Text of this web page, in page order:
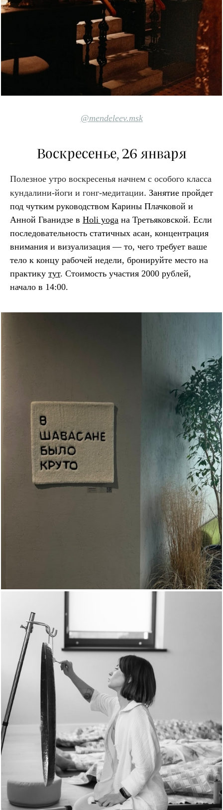
@mendeleev.msk
Воскресенье, 26 января
Полезное утро воскресенья начнем с особого класса
кундалини-йоги и гонг-медитации. Занятие пройдет
под чутким руководством Карины Плачковой и
Анной Гванидзе в Holi yoga на Третьяковской. Если
последовательность статичных асан, концентрация
внимания и визуализация — то, чего требует ваше
тело к концу рабочей недели, бронируйте место на
практику тут. Стоимость участия 2000 рублей,
начало в 14:00.